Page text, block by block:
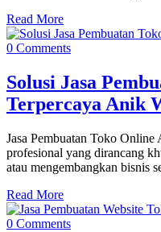
Read More
0 Comments
Solusi Jasa
Terpercaya Anik
Jasa Pembuatan Toko
profesional yang dirancang
atau mengembangkan bisnis
Read More
0 Comments